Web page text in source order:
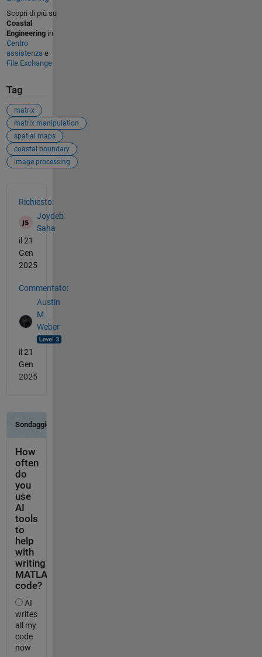
Scopri di più su
Coastal
Engineeringin
Centro
assistenzae
File Exchange
Tag
matrix
matrix manipulation
spatial maps
coastal boundary
image processing
Richiesto:
Joydeb
Saha
il 21
Gen
2025
Commentato:
Austin
M.
Weber
il 21
Gen
2025